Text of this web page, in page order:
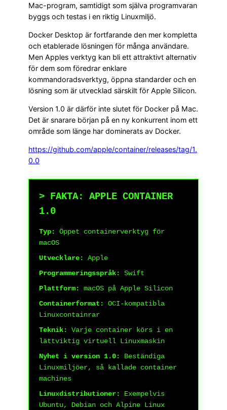
Mac-program, samtidigt som själva programvaran
byggs och testas i en riktig Linuxmiljö.
Docker Desktop är fortfarande den mer kompletta
och etablerade lösningen för många användare.
Men Apples verktyg kan bli ett attraktivt alternativ
för dem som föredrar enklare
kommandoradsverktyg, öppna standarder och en
lösning som är utvecklad särskilt för Apple Silicon.
Version 1.0 är därför inte slutet för Docker på Mac.
Det är snarare början på en ny konkurrent inom ett
område som länge har dominerats av Docker.
https://github.com/apple/container/releases/tag/1.
0.0
> FAKTA: APPLE CONTAINER
1.0
Typ:
Öppet containerverktyg för
macOS
Utvecklare:
Apple
Programmeringsspråk:
Swift
Plattform:
macOS på Apple Silicon
Containerformat:
OCI-kompatibla
Linuxcontainrar
Teknik:
Varje container körs i en
lättviktig virtuell Linuxmaskin
Nyhet i version 1.0:
Beständiga
Linuxmiljöer, så kallade container
machines
Linuxdistributioner:
Exempelvis
Ubuntu, Debian och Alpine Linux